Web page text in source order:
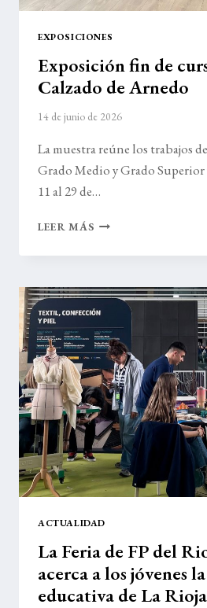
EXPOSICIONES
Exposición fin de
Calzado de Arnedo
14 de junio de 2026
La muestra reúne los trabajos
Grado Medio y Grado Superior
11 al 29 de…
LEER MÁSEXPOSICIÓN
DE
MUSEO
DEL
CALZADO
DE
ARNEDO
ACTUALIDAD
La Feria de FP del
acerca a los jóvenes
educativa de La Rioja